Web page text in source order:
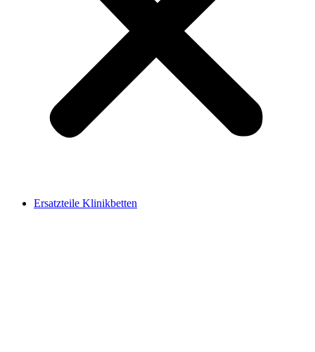
Ersatzteile Klinikbetten